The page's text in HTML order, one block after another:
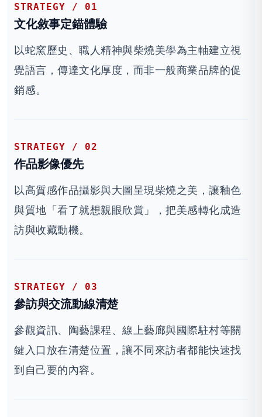
STRATEGY / 01
文化敘事定錨體驗
以蛇窯歷史、職人精神與柴燒美學為主軸建立視
覺語言，傳達文化厚度，而非一般商業品牌的促
銷感。
STRATEGY / 02
作品影像優先
以高質感作品攝影與大圖呈現柴燒之美，讓釉色
與質地「看了就想親眼欣賞」，把美感轉化成造
訪與收藏動機。
STRATEGY / 03
參訪與交流動線清楚
參觀資訊、陶藝課程、線上藝廊與國際駐村等關
鍵入口放在清楚位置，讓不同來訪者都能快速找
到自己要的內容。